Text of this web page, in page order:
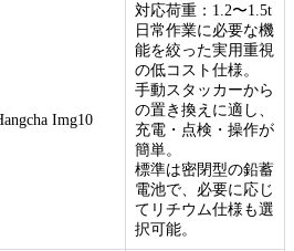
対応荷重：1.2〜1.5t
日常作業に必要な機
能を絞った実用重視
の低コスト仕様。
手動スタッカーから
の置き換えに適し、
充電・点検・操作が
簡単。
標準は密閉型の鉛蓄
電池で、必要に応じ
てリチウム仕様も選
択可能。